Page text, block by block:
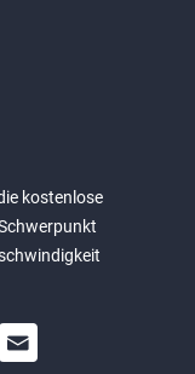
kostenlose